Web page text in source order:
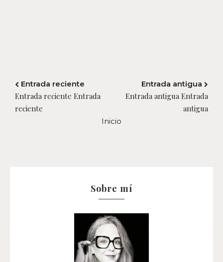
Entrada reciente
Entrada reciente Entrada
reciente
Entrada antigua
Entrada antigua Entrada
antigua
Inicio
Sobre mí